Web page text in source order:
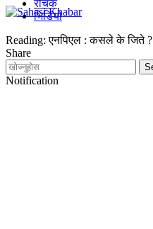
रोचक
भिडियो
Reading: एनपिएल : कसले के जिते ?
Share
Notification